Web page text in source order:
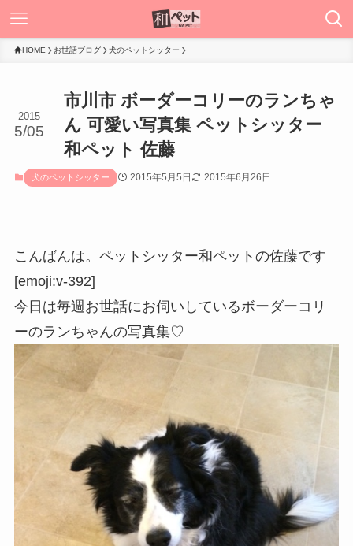
HOME お世話ブログ 犬のペットシッター
市川市 ボーダーコリーのランちゃ
ん 可愛い写真集 ペットシッター
和ペット 佐藤
2015
5/05
犬のペットシッター 2015年5月5日 2015年6月26日
こんばんは。ペットシッター和ペットの佐藤です
[emoji:v-392]
今日は毎週お世話にお伺いしているボーダーコリ
ーのランちゃんの写真集♡